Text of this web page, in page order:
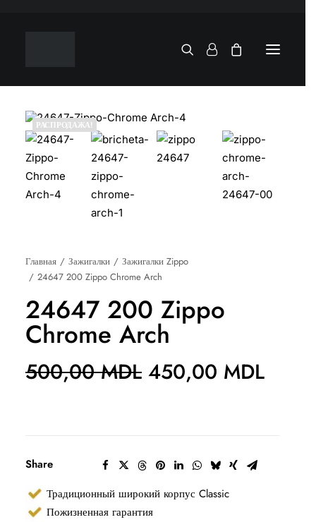
РАСПРОДАЖА!
Главная Зажигалки
Зажигалки Zippo
24647 200 Zippo Chrome Arch
24647 200 Zippo
Chrome Arch
500,00MDL Первоначальная
450,00 MDL
Share
Традиционный широкий корпус Classic
Пожизненная гарантия